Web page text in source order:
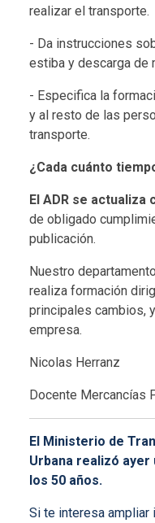
realizar el transporte.
- Da instrucciones
estiba y descarga de
- Especifica la
y al resto de las
transporte.
¿Cada cuánto
El ADR se actualiza
de obligado
publicación.
Nuestro
realiza formación
principales cambios,
empresa.
Nicolas Herranz
Docente Mercancías
El Ministerio de
Urbana realizó
los 50 años.
Si te interesa ampliar